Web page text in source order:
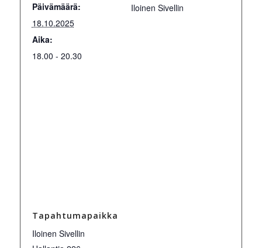
Päivämäärä:
18.10.2025
Aika:
18.00 - 20.30
Iloinen Sivellin
Tapahtumapaikka
Iloinen Sivellin